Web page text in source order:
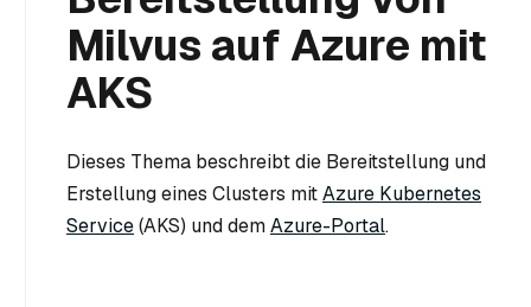
Milvus auf Azure mit
AKS
Dieses Thema beschreibt die Bereitstellung und
Erstellung eines Clusters mitAzure Kubernetes
Service(AKS) und demAzure-Portal.